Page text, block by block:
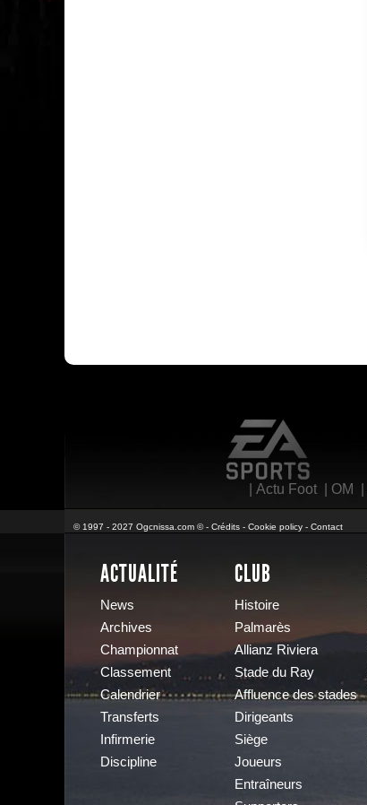
Actu Foot| OM
© 1997 - 2027 Ogcnissa.com © - Crédits - Cookie policy - Contact
ACTUALITÉ
News
Archives
Championnat
Classement
Calendrier
Transferts
Infirmerie
Discipline
CLUB
Histoire
Palmarès
Allianz Riviera
Stade du Ray
Affluence des stades
Dirigeants
Siège
Joueurs
Entraîneurs